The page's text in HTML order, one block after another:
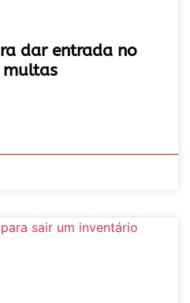
dar entrada no
multas